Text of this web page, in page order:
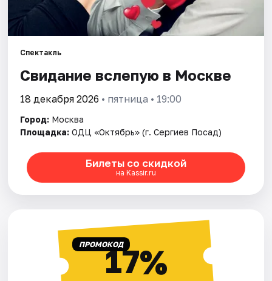
Спектакль
Свидание вслепую в Москве
18 декабря 2026 • пятница • 19:00
Город: Москва
Площадка: ОДЦ «Октябрь» (г. Сергиев Посад)
Билеты со скидкой
на Kassir.ru
ПРОМОКОД17%